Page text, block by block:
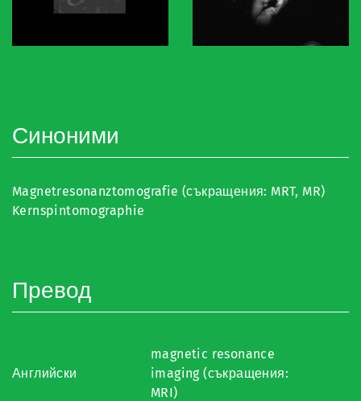
Синоними
Magnetresonanztomografie (съкращения: MRT, MR)
Kernspintomographie
Превод
Английски
magnetic resonance
imaging (съкращения:
MRI)